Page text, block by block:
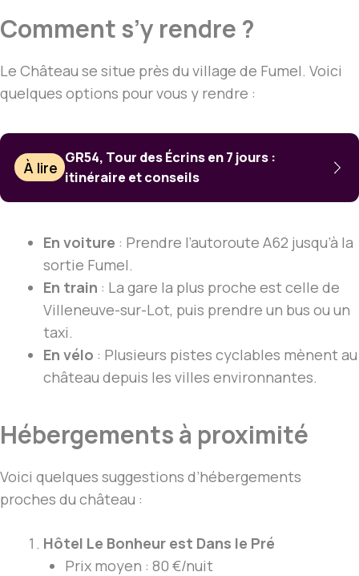
Comment s’y rendre ?
Le Château se situe près du village de Fumel. Voici
quelques options pour vous y rendre :
À lire
GR54, Tour des Écrins en 7 jours :
itinéraire et conseils
En voiture : Prendre l’autoroute A62 jusqu’à la
sortie Fumel.
En train : La gare la plus proche est celle de
Villeneuve-sur-Lot, puis prendre un bus ou un
taxi.
En vélo : Plusieurs pistes cyclables mènent au
château depuis les villes environnantes.
Hébergements à proximité
Voici quelques suggestions d’hébergements
proches du château :
Hôtel Le Bonheur est Dans le Pré
Prix moyen : 80 €/nuit